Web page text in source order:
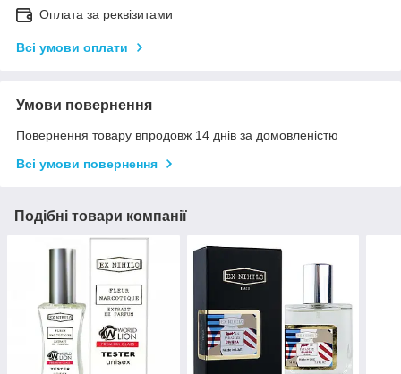
Оплата за реквізитами
Всі умови оплати
Умови повернення
Повернення товару впродовж 14 днів за домовленістю
Всі умови повернення
Подібні товари компанії